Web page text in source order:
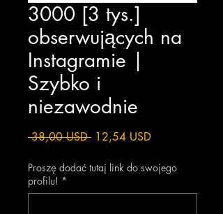
3000 [3 tys.]
obserwujących na
Instagramie |
Szybko i
niezawodnie
38,00 USD Regularna
12,54 USDCena
Proszę dodać tutaj link do swojego
profilu! *